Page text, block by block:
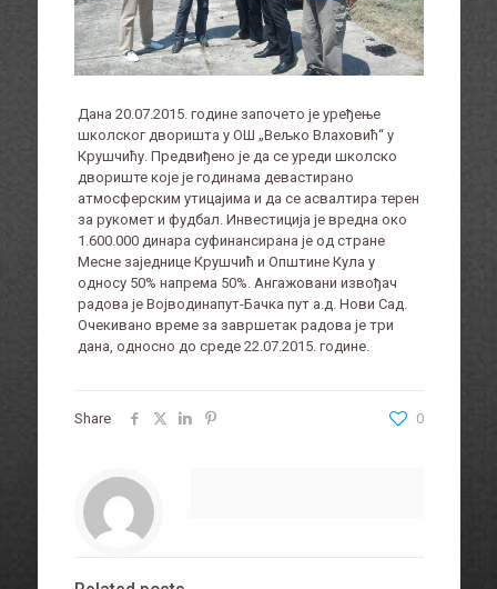
Дана 20.07.2015. године започето је уређење
школског дворишта у ОШ „Вељко Влаховић“ у
Крушчићу. Предвиђено је да се уреди школско
двориште које је годинама девастирано
атмосферским утицајима и да се асвалтира терен
за рукомет и фудбал. Инвестиција је вредна око
1.600.000 динара суфинансирана је од стране
Месне заједнице Крушчић и Општине Кула у
односу 50% напрема 50%. Ангажовани извођач
радова је Војводинапут-Бачка пут а.д. Нови Сад.
Очекивано време за завршетак радова је три
дана, односно до среде 22.07.2015. године.
Share 0